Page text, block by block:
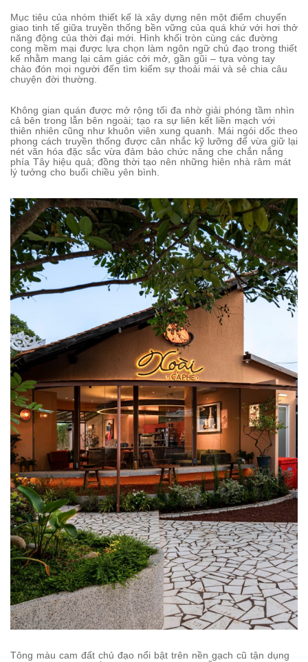
Mục tiêu của nhóm thiết kế là xây dựng nên một điểm chuyển
giao tinh tế giữa truyền thống bền vững của quá khứ với hơi thở
năng động của thời đại mới. Hình khối tròn cùng các đường
cong mềm mại được lựa chọn làm ngôn ngữ chủ đạo trong thiết
kế nhằm mang lại cảm giác cởi mở, gần gũi – tựa vòng tay
chào đón mọi người đến tìm kiếm sự thoải mái và sẻ chia câu
chuyện đời thường.
Không gian quán được mở rộng tối đa nhờ giải phóng tầm nhìn
cả bên trong lẫn bên ngoài; tạo ra sự liên kết liền mạch với
thiên nhiên cũng như khuôn viên xung quanh. Mái ngói dốc theo
phong cách truyền thống được cân nhắc kỹ lưỡng để vừa giữ lại
nét văn hóa đặc sắc vừa đảm bảo chức năng che chắn nắng
phía Tây hiệu quả; đồng thời tạo nên những hiên nhà râm mát
lý tưởng cho buổi chiều yên bình.
Tông màu cam đất chủ đạo nổi bật trên nền gạch cũ tận dụng